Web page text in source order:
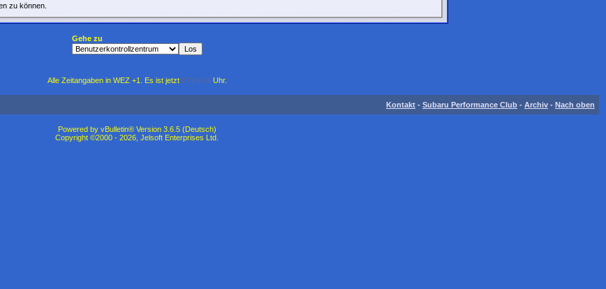
zu können.
Gehe zu
Alle Zeitangaben in WEZ +1. Es ist jetzt 07:24:04Uhr.
Kontakt - Subaru Performance Club - Archiv - Nach oben
Powered by vBulletin® Version 3.6.5 (Deutsch)
Copyright ©2000 - 2026, Jelsoft Enterprises Ltd.